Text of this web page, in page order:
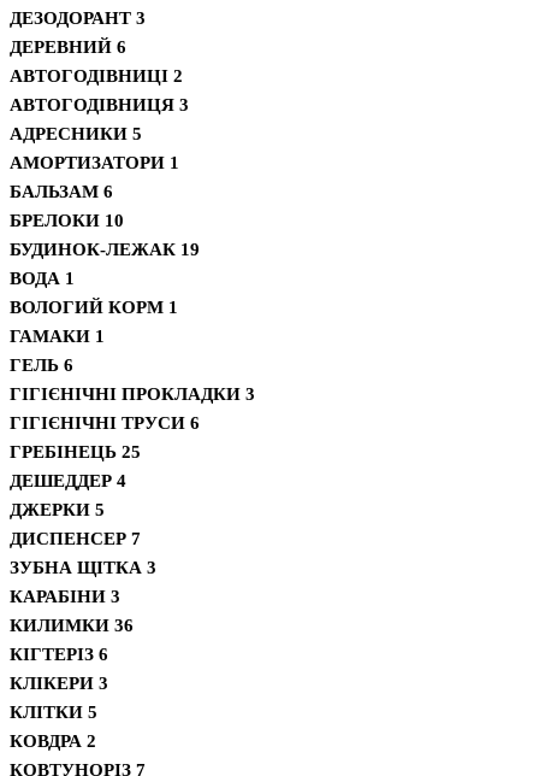
ДЕЗОДОРАНТ 3
ДЕРЕВНИЙ 6
АВТОГОДІВНИЦІ 2
АВТОГОДІВНИЦЯ 3
АДРЕСНИКИ 5
АМОРТИЗАТОРИ 1
БАЛЬЗАМ 6
БРЕЛОКИ 10
БУДИНОК-ЛЕЖАК 19
ВОДА 1
ВОЛОГИЙ КОРМ 1
ГАМАКИ 1
ГЕЛЬ 6
ГІГІЄНІЧНІ ПРОКЛАДКИ 3
ГІГІЄНІЧНІ ТРУСИ 6
ГРЕБІНЕЦЬ 25
ДЕШЕДДЕР 4
ДЖЕРКИ 5
ДИСПЕНСЕР 7
ЗУБНА ЩІТКА 3
КАРАБІНИ 3
КИЛИМКИ 36
КІГТЕРІЗ 6
КЛІКЕРИ 3
КЛІТКИ 5
КОВДРА 2
КОВТУНОРІЗ 7